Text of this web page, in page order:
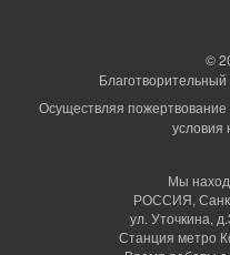
©
Осуществляя
условия
Мы
РОССИЯ,
ул. Уточкина,
Станция метро